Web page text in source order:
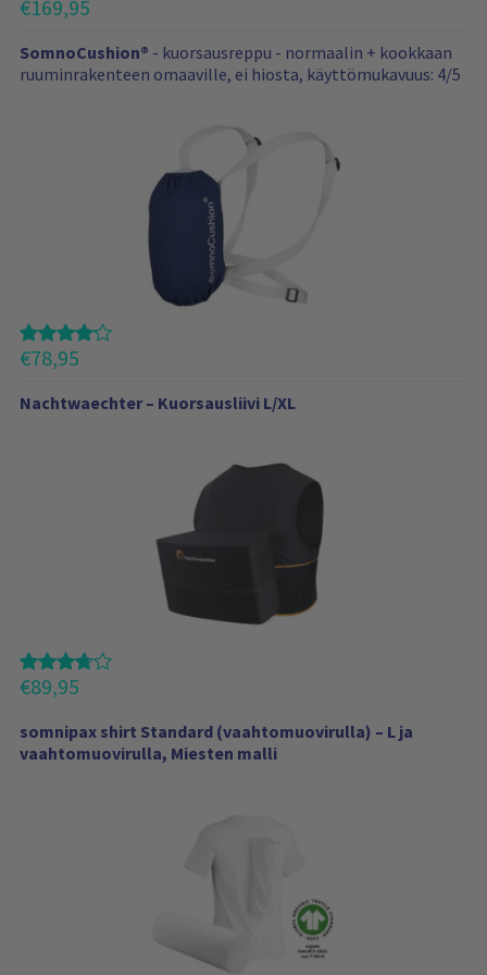
ö
s
e
i
a
€169,95
SomnoCushion® - kuorsausreppu - normaalin + kookkaan
ruuminrakenteen omaaville, ei hiosta, käyttömukavuus: 4/5
€78,95
Nachtwaechter – Kuorsausliivi L/XL
€89,95
somnipax shirt Standard (vaahtomuovirulla) – L ja
vaahtomuovirulla, Miesten malli